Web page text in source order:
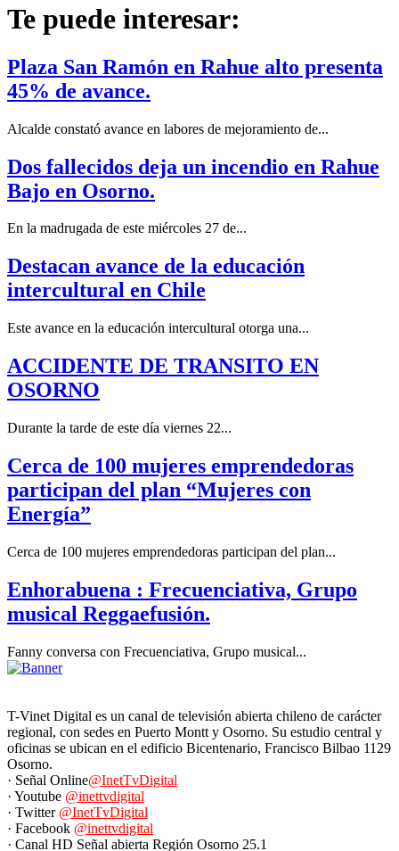
Te puede interesar:
Plaza San Ramón en Rahue alto presenta
45% de avance.
Alcalde constató avance en labores de mejoramiento de...
Dos fallecidos deja un incendio en Rahue
Bajo en Osorno.
En la madrugada de este miércoles 27 de...
Destacan avance de la educación
intercultural en Chile
Este avance en la educación intercultural otorga una...
ACCIDENTE DE TRANSITO EN
OSORNO
Durante la tarde de este día viernes 22...
Cerca de 100 mujeres emprendedoras
participan del plan “Mujeres con
Energía”
Cerca de 100 mujeres emprendedoras participan del plan...
Enhorabuena : Frecuenciativa, Grupo
musical Reggaefusión.
Fanny conversa con Frecuenciativa, Grupo musical...
T-Vinet Digital es un canal de televisión abierta chileno de carácter
regional, con sedes en Puerto Montt y Osorno. Su estudio central y
oficinas se ubican en el edificio Bicentenario, Francisco Bilbao 1129
Osorno.
· Señal Online@InetTvDigital
· Youtube @inettvdigital
· Twitter @InetTvDigital
· Facebook @inettvdigital
· Canal HD Señal abierta Región Osorno 25.1